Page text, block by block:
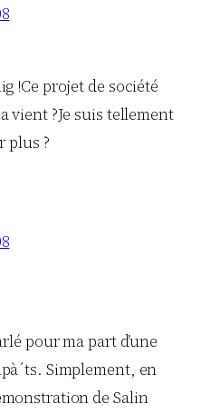
!Ce projet de société
vient ?Je suis tellement
plus ?
pour ma part d’une
Simplement, en
de Salin